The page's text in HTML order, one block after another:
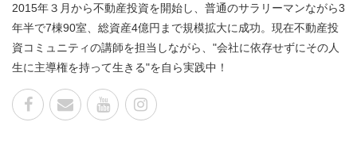
2015年３月から不動産投資を開始し、普通のサラリーマンながら3
年半で7棟90室、総資産4億円まで規模拡大に成功。現在不動産投
資コミュニティの講師を担当しながら、"会社に依存せずにその人
生に主導権を持って生きる"を自ら実践中！